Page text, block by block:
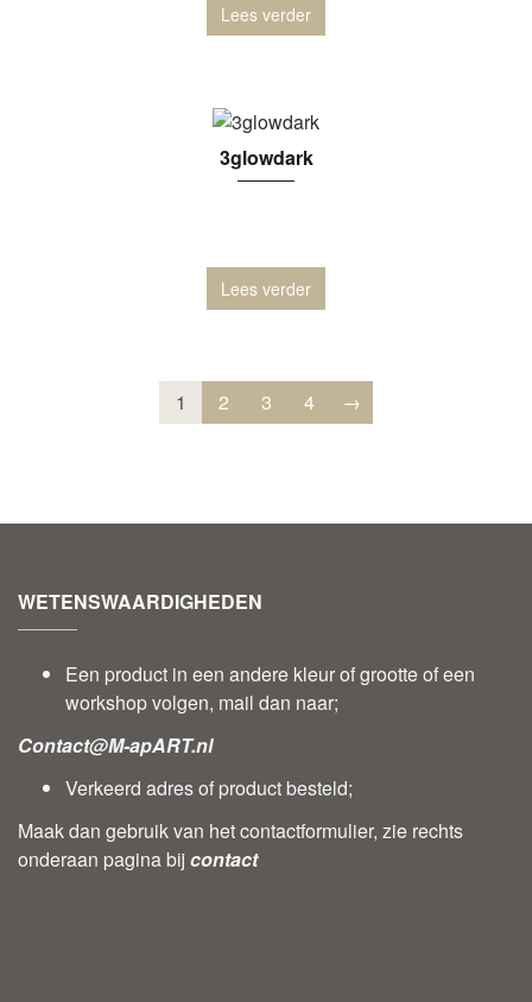
Lees verder
3glowdark
Lees verder
1 2 3 4 →
WETENSWAARDIGHEDEN
Een product in een andere kleur of grootte of een
workshop volgen, mail dan naar;
Contact@M-apART.nl
Verkeerd adres of product besteld;
Maak dan gebruik van het contactformulier, zie rechts
onderaan pagina bij contact